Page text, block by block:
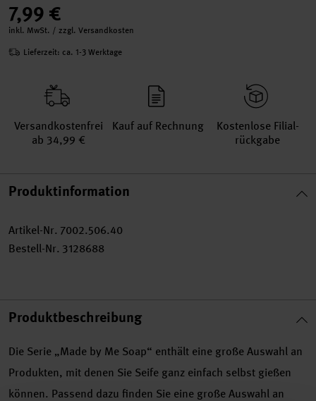
7,99 €
inkl. MwSt. / zzgl. Versandkosten
Lieferzeit: ca. 1-3 Werktage
Versand­kosten­frei
ab 34,99 €
Kauf auf Rechnung
Kosten­lose Filial­
rückgabe
Produktinformation
Artikel-Nr. 7002.506.40
Bestell-Nr. 3128688
Produktbeschreibung
Die Serie „Made by Me Soap“ enthält eine große Auswahl an
Produkten, mit denen Sie Seife ganz einfach selbst gießen
können. Passend dazu finden Sie eine große Auswahl an